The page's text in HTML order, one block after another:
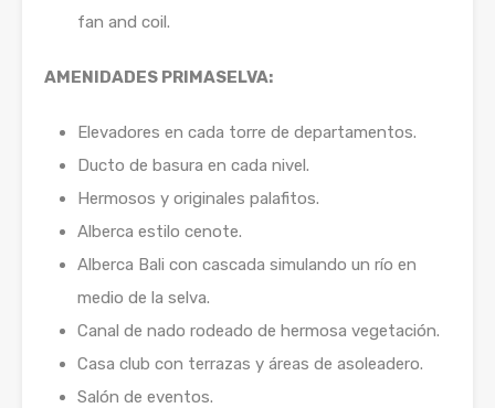
fan and coil.
AMENIDADES PRIMASELVA:
Elevadores en cada torre de departamentos.
Ducto de basura en cada nivel.
Hermosos y originales palafitos.
Alberca estilo cenote.
Alberca Bali con cascada simulando un río en
medio de la selva.
Canal de nado rodeado de hermosa vegetación.
Casa club con terrazas y áreas de asoleadero.
Salón de eventos.